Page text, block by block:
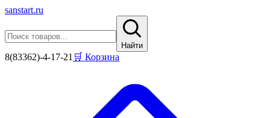
sanstart.ru
Найти
8(83362)-4-17-21 🛒 Корзина